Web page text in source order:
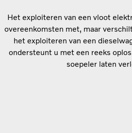
Het exploiteren van een vloot
overeenkomsten met, maar
het exploiteren van een
ondersteunt u met een reeks
soepeler laten